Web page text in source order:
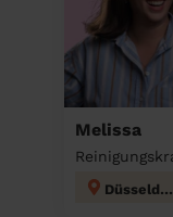
Melissa
Düsseldorf